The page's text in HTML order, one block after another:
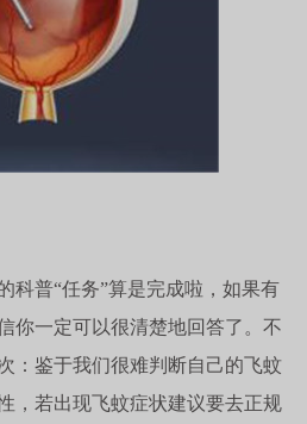
普“任务”算是完成啦，如果有
你一定可以很清楚地回答了。不
：鉴于我们很难判断自己的飞蚊
，若出现飞蚊症状建议要去正规